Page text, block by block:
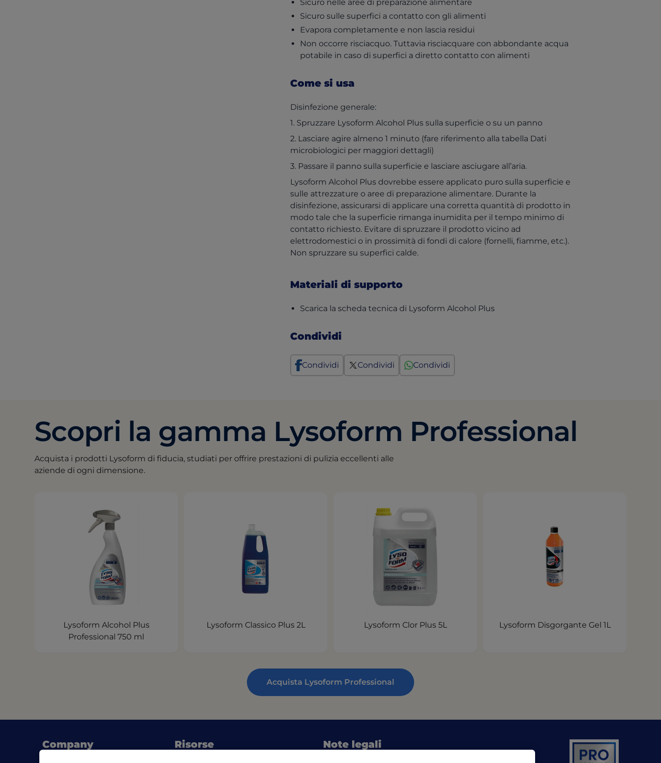
Sicuro nelle aree di preparazione alimentare
Sicuro sulle superfici a contatto con gli alimenti
Evapora completamente e non lascia residui
Non occorre risciacquo. Tuttavia risciacquare con abbondante acqua
potabile in caso di superfici a diretto contatto con alimenti
Come si usa
Disinfezione generale:
1. Spruzzare Lysoform Alcohol Plus sulla superficie o su un panno
2. Lasciare agire almeno 1 minuto (fare riferimento alla tabella Dati
microbiologici per maggiori dettagli)
3. Passare il panno sulla superficie e lasciare asciugare all’aria.
Lysoform Alcohol Plus dovrebbe essere applicato puro sulla superficie e
sulle attrezzature o aree di preparazione alimentare. Durante la
disinfezione, assicurarsi di applicare una corretta quantità di prodotto in
modo tale che la superficie rimanga inumidita per il tempo minimo di
contatto richiesto. Evitare di spruzzare il prodotto vicino ad
elettrodomestici o in prossimità di fondi di calore (fornelli, fiamme, etc.).
Non spruzzare su superfici calde.
Materiali di supporto
Scarica la scheda tecnica di Lysoform Alcohol Plus(opens in a new tab)
Condividi
Condividi Condividi Condividi
Scopri la gamma Lysoform Professional
Acquista i prodotti Lysoform di fiducia, studiati per offrire prestazioni di pulizia eccellenti alle
aziende di ogni dimensione.
Lysoform Alcohol Plus
Professional 750 ml
Lysoform Classico Plus 2L Lysoform Clor Plus 5L Lysoform Disgorgante Gel 1L
Acquista Lysoform Professional
Company Risorse Note legali